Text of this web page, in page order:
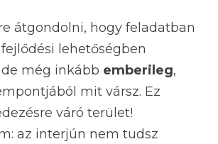
átgondolni, hogy feladatban
lehetőségben
még inkább emberileg,
mit vársz. Ez
váró terület!
az interjún nem tudsz